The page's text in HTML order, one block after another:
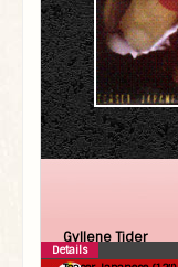
Gyllene Tider
Details